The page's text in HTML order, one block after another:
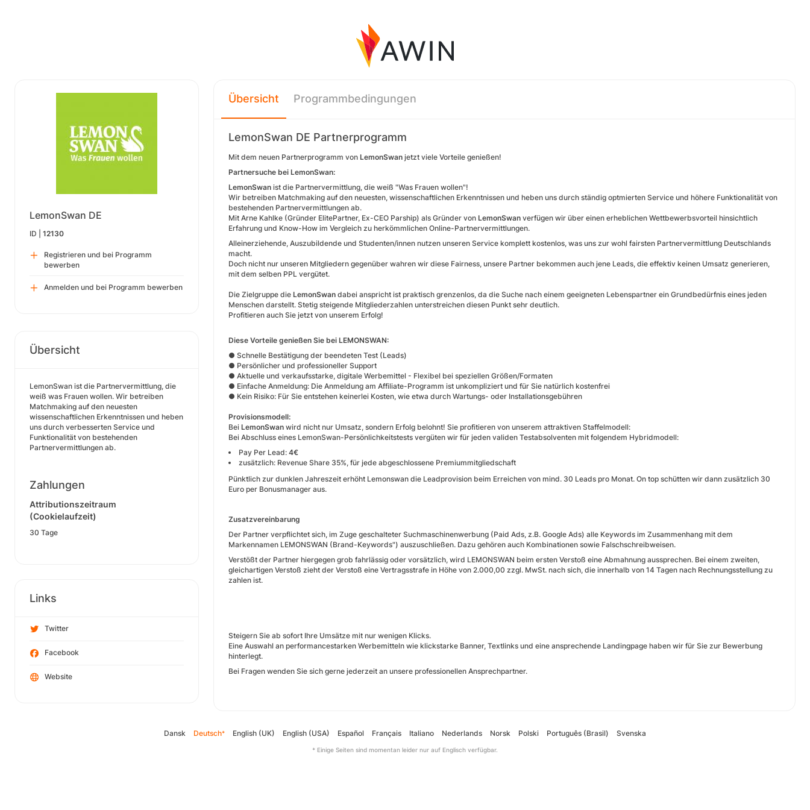
LemonSwan DE
ID | 12130
Registrieren und bei Programm
bewerben
Anmelden und bei Programm bewerben
Übersicht
LemonSwan ist die Partnervermittlung, die
weiß was Frauen wollen. Wir betreiben
Matchmaking auf den neuesten
wissenschaftlichen Erkenntnissen und heben
uns durch verbesserten Service und
Funktionalität von bestehenden
Partnervermittlungen ab.
Zahlungen
Attributionszeitraum
(Cookielaufzeit)
30 Tage
Links
Twitter
Facebook
Website
Übersicht Programmbedingungen
LemonSwan DE Partnerprogramm
Mit dem neuen Partnerprogramm von LemonSwan jetzt viele Vorteile genießen!
Partnersuche bei LemonSwan:
LemonSwan ist die Partnervermittlung, die weiß "Was Frauen wollen"!
Wir betreiben Matchmaking auf den neuesten, wissenschaftlichen Erkenntnissen und heben uns durch ständig optmierten Service und höhere Funktionalität von
bestehenden Partnervermittlungen ab.
Mit Arne Kahlke (Gründer ElitePartner, Ex-CEO Parship) als Gründer von LemonSwan verfügen wir über einen erheblichen Wettbewerbsvorteil hinsichtlich
Erfahrung und Know-How im Vergleich zu herkömmlichen Online-Partnervermittlungen.
Alleinerziehende, Auszubildende und Studenten/innen nutzen unseren Service komplett kostenlos, was uns zur wohl fairsten Partnervermittlung Deutschlands
macht.
Doch nicht nur unseren Mitgliedern gegenüber wahren wir diese Fairness, unsere Partner bekommen auch jene Leads, die effektiv keinen Umsatz generieren,
mit dem selben PPL vergütet.
Die Zielgruppe die LemonSwan dabei anspricht ist praktisch grenzenlos, da die Suche nach einem geeigneten Lebenspartner ein Grundbedürfnis eines jeden
Menschen darstellt. Stetig steigende Mitgliederzahlen unterstreichen diesen Punkt sehr deutlich.
Profitieren auch Sie jetzt von unserem Erfolg!
Diese Vorteile genießen Sie bei LEMONSWAN:
● Schnelle Bestätigung der beendeten Test (Leads)
● Persönlicher und professioneller Support
● Aktuelle und verkaufsstarke, digitale Werbemittel - Flexibel bei speziellen Größen/Formaten
● Einfache Anmeldung: Die Anmeldung am Affiliate-Programm ist unkompliziert und für Sie natürlich kostenfrei
● Kein Risiko: Für Sie entstehen keinerlei Kosten, wie etwa durch Wartungs- oder Installationsgebühren
Provisionsmodell:
Bei LemonSwan wird nicht nur Umsatz, sondern Erfolg belohnt! Sie profitieren von unserem attraktiven Staffelmodell:
Bei Abschluss eines LemonSwan-Persönlichkeitstests vergüten wir für jeden validen Testabsolventen mit folgendem Hybridmodell:
Pay Per Lead: 4€
zusätzlich: Revenue Share 35%, für jede abgeschlossene Premiummitgliedschaft
Pünktlich zur dunklen Jahreszeit erhöht Lemonswan die Leadprovision beim Erreichen von mind. 30 Leads pro Monat. On top schütten wir dann zusätzlich 30
Euro per Bonusmanager aus.
Zusatzvereinbarung
Der Partner verpflichtet sich, im Zuge geschalteter Suchmaschinenwerbung (Paid Ads, z.B. Google Ads) alle Keywords im Zusammenhang mit dem
Markennamen LEMONSWAN (Brand-Keywords") auszuschließen. Dazu gehören auch Kombinationen sowie Falschschreibweisen.
Verstößt der Partner hiergegen grob fahrlässig oder vorsätzlich, wird LEMONSWAN beim ersten Verstoß eine Abmahnung aussprechen. Bei einem zweiten,
gleichartigen Verstoß zieht der Verstoß eine Vertragsstrafe in Höhe von 2.000,00 zzgl. MwSt. nach sich, die innerhalb von 14 Tagen nach Rechnungsstellung zu
zahlen ist.
Steigern Sie ab sofort Ihre Umsätze mit nur wenigen Klicks.
Eine Auswahl an performancestarken Werbemitteln wie klickstarke Banner, Textlinks und eine ansprechende Landingpage haben wir für Sie zur Bewerbung
hinterlegt.
Bei Fragen wenden Sie sich gerne jederzeit an unsere professionellen Ansprechpartner.
Dansk Deutsch* English (UK) English (USA) Español Français Italiano Nederlands Norsk Polski Português (Brasil) Svenska
* Einige Seiten sind momentan leider nur auf Englisch verfügbar.